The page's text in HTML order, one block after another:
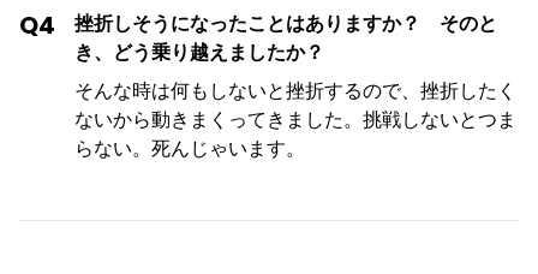
Q4
挫折しそうになったことはありますか？ そのと
き、どう乗り越えましたか？
そんな時は何もしないと挫折するので、挫折したく
ないから動きまくってきました。挑戦しないとつま
らない。死んじゃいます。